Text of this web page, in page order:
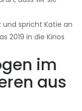
und spricht Katie an
2019 in die Kinos
im
aus